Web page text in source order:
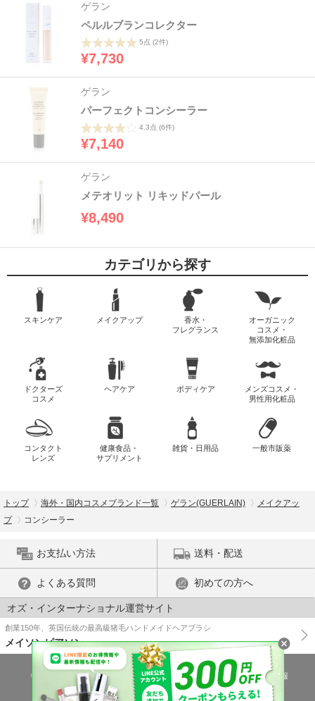
ゲラン
ペルルブランコレクター
5点 (2件)
¥7,730
ゲラン
パーフェクトコンシーラー
4.3点 (6件)
¥7,140
ゲラン
メテオリット リキッドパール
¥8,490
カテゴリから探す
スキンケア メイクアップ
香水・
フレグランス
オーガニック
コスメ・
無添加化粧品
ドクターズ
コスメ
ヘアケア ボディケア
メンズコスメ・
男性用化粧品
コンタクト
レンズ
健康食品・
サプリメント
雑貨・日用品 一般市販薬
トップ 海外・国内コスメブランド一覧 ゲラン(GUERLAIN)
メイクアッ
プ
コンシーラー
お支払い方法 送料・配送
よくある質問 初めての方へ
オズ・インターナショナル運営サイト
創業150年、英国伝統の最高級猪毛ハンドメイドヘアブラシ
メイソンピアソン
特商法に基づく表示 プライバシーポリシー
医薬品販売許可証の情報
ご利用規約
PC版で表示